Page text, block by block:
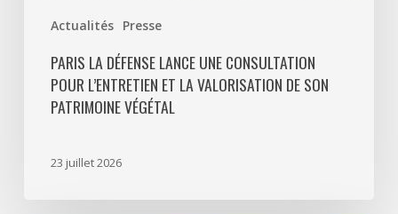
Actualités Presse
PARIS LA DÉFENSE LANCE UNE CONSULTATION
POUR L’ENTRETIEN ET LA VALORISATION DE SON
PATRIMOINE VÉGÉTAL
23 juillet 2026